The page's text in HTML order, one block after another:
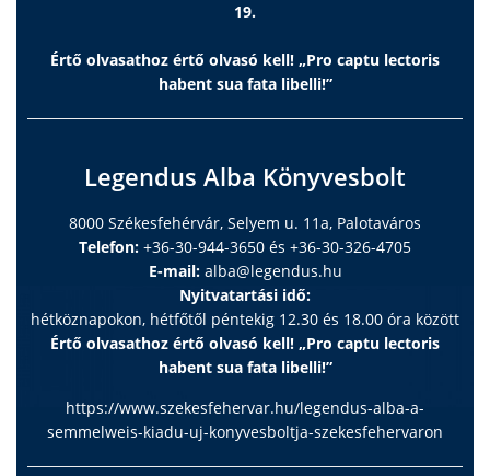
19.
Értő olvasathoz értő olvasó kell! „Pro captu lectoris
habent sua fata libelli!”
Legendus Alba Könyvesbolt
8000 Székesfehérvár, Selyem u. 11a, Palotaváros
Telefon: +36-30-944-3650 és +36-30-326-4705
E-mail: alba@legendus.hu
Nyitvatartási idő:
hétköznapokon, hétfőtől péntekig 12.30 és 18.00 óra között
Értő olvasathoz értő olvasó kell! „Pro captu lectoris
habent sua fata libelli!”
https://www.szekesfehervar.hu/legendus-alba-a-
semmelweis-kiadu-uj-konyvesboltja-szekesfehervaron